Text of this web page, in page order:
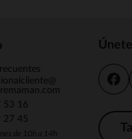
53 16
27 45
de 10h a 14h